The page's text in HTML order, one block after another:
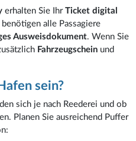
erhalten Sie IhrTicket digital
alle Passagiere
Ausweisdokument. Wenn Sie
Fahrzeugschein und
sein?
sich je nach Reederei und ob
Planen Sie ausreichend Puffer